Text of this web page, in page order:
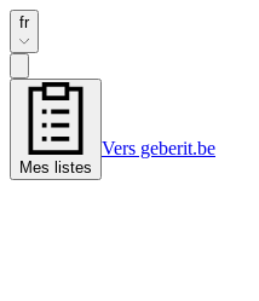
fr
Mes listes
Vers geberit.be